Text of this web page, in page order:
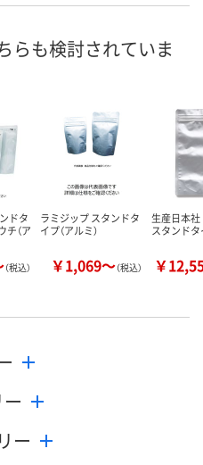
カゴへ カ
らも検討されていま
ドタ
チ（ア
（税込）
ラミジップ スタンドタ
イプ（アルミ）
￥1,069～（税込）
生産日本
スタンド
￥
ー